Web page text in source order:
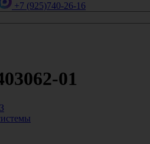
+7 (925)740-26-16
01